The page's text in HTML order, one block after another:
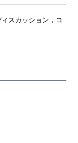
スカッション，コ